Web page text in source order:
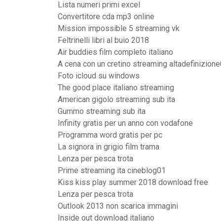
Lista numeri primi excel
Convertitore cda mp3 online
Mission impossible 5 streaming vk
Feltrinelli libri al buio 2018
Air buddies film completo italiano
A cena con un cretino streaming
Foto icloud su windows
The good place italiano streaming
American gigolo streaming sub ita
Gummo streaming sub ita
Infinity gratis per un anno con vodafone
Programma word gratis per pc
La signora in grigio film trama
Lenza per pesca trota
Prime streaming ita cineblog01
Kiss kiss play summer 2018 download free
Lenza per pesca trota
Outlook 2013 non scarica immagini
Inside out download italiano